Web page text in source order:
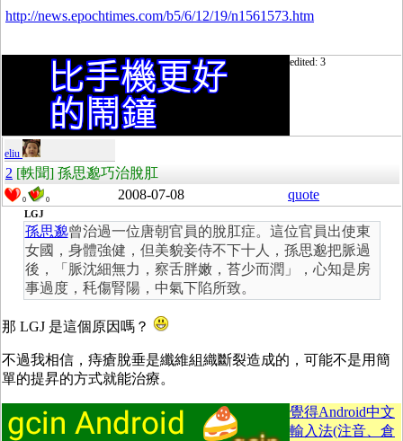
http://news.epochtimes.com/b5/6/12/19/n1561573.htm
edited: 3
eliu
2 [軼聞] 孫思邈巧治脫肛
0 0 2008-07-08 quote
LGJ
孫思邈曾治過一位唐朝官員的脫肛症。這位官員出使東
女國，身體強健，但美貌妾侍不下十人，孫思邈把脈過
後，「脈沈細無力，察舌胖嫩，苔少而潤」，心知是房
事過度，秏傷腎陽，中氣下陷所致。
那 LGJ 是這個原因嗎？
不過我相信，痔瘡脫垂是纖維組織斷裂造成的，可能不是用簡
單的提昇的方式就能治療。
覺得Android中文
輸入法(注音、倉